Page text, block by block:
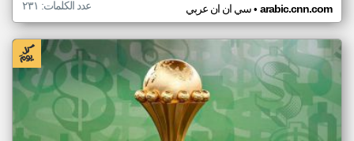
سي ان ان عربي• arabic.cnn.com عدد الكلمات: ٢٣١